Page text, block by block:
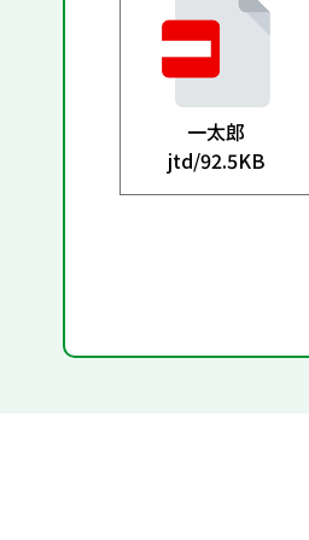
一太郎
jtd/92.5KB